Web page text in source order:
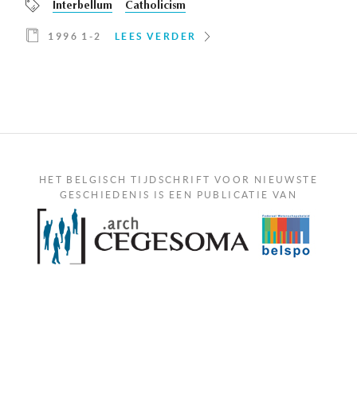
Interbellum Catholicism
1996 1-2 LEES VERDER
HET BELGISCH TIJDSCHRIFT VOOR NIEUWSTE
GESCHIEDENIS IS EEN PUBLICATIE VAN